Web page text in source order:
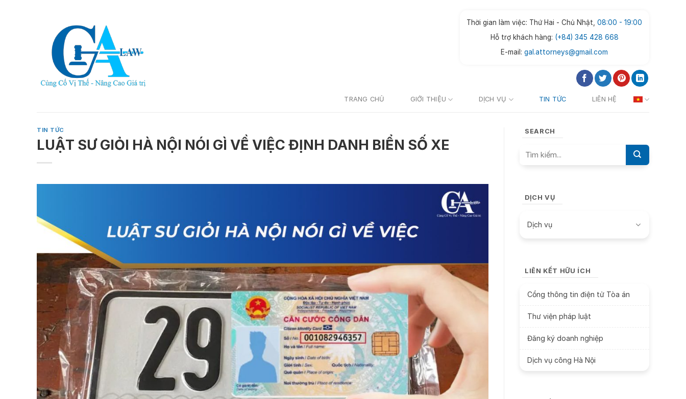
Thời gian làm việc: Thứ Hai - Chủ Nhật,08:00 - 19:00
Hỗ trợ khách hàng: (+84) 345 428 668
E-mail:gal.attorneys@gmail.com
TRANG CHỦ GIỚI THIỆU DỊCH VỤ TIN TỨC LIÊN HỆ
TIN TỨC
LUẬT SƯ GIỎI HÀ NỘI NÓI GÌ VỀ VIỆC ĐỊNH DANH BIỂN SỐ XE
SEARCH
DỊCH VỤ
Dịch vụ
LIÊN KẾT HỮU ÍCH
Cổng thông tin điện tử Tòa án
Thư viện pháp luật
Đăng ký doanh nghiệp
Dịch vụ công Hà Nội